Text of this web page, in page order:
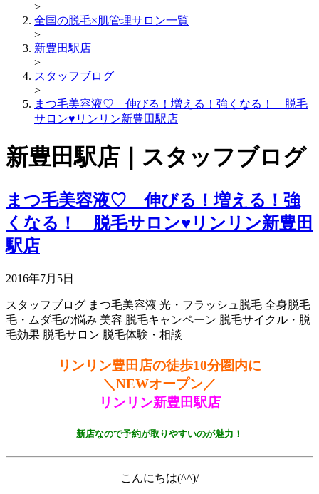
>
全国の脱毛×肌管理サロン一覧
>
新豊田駅店
>
スタッフブログ
>
まつ毛美容液♡ 伸びる！増える！強くなる！ 脱毛
サロン♥リンリン新豊田駅店
新豊田駅店｜スタッフブログ
まつ毛美容液♡ 伸びる！増える！強
くなる！ 脱毛サロン♥リンリン新豊田
駅店
2016年7月5日
スタッフブログ まつ毛美容液 光・フラッシュ脱毛 全身脱毛
毛・ムダ毛の悩み 美容 脱毛キャンペーン 脱毛サイクル・脱
毛効果 脱毛サロン 脱毛体験・相談
リンリン豊田店の徒歩10分圏内に
＼NEWオープン／
リンリン新豊田駅店
新店なので予約が取りやすいのが魅力！
こんにちは(^^)/